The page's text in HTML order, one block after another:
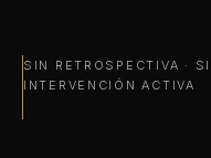
SIN RETROSPECTIVA ·
INTERVENCIÓN ACTIVA